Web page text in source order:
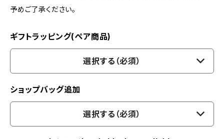
予めご了承ください。
ギフトラッピング(ペア商品)
選択する（必須）
ショップバッグ追加
選択する（必須）